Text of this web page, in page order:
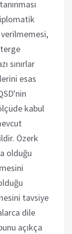
sınırlar
esas
kabul
Özerk
olduğu
tavsiye
dile
açıkça